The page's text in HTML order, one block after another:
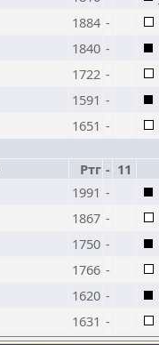
1884 -
1840 -
1722 -
1591 -
1651 -
Ртг - 11
1991 -
1867 -
1750 -
1766 -
1620 -
1631 -